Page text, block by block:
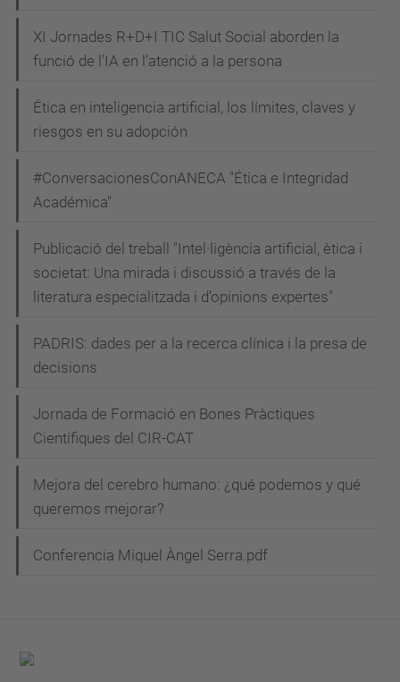
XI Jornades R+D+I TIC Salut Social aborden la
funció de l'IA en l’atenció a la persona
Ética en inteligencia artificial, los límites, claves y
riesgos en su adopción
#ConversacionesConANECA "Ética e Integridad
Académica"
Publicació del treball "Intel·ligència artificial, ètica i
societat: Una mirada i discussió a través de la
literatura especialitzada i d'opinions expertes"
PADRIS: dades per a la recerca clínica i la presa de
decisions
Jornada de Formació en Bones Pràctiques
Científiques del CIR-CAT
Mejora del cerebro humano: ¿qué podemos y qué
queremos mejorar?
Conferencia Miquel Àngel Serra.pdf